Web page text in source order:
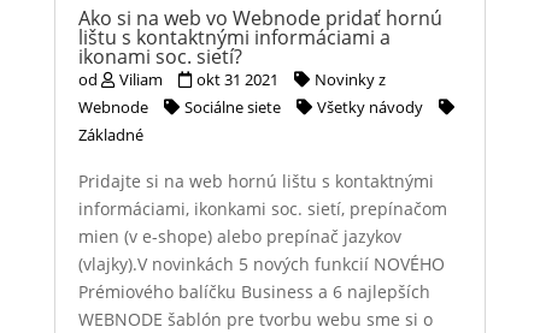
Ako si na web vo Webnode pridať hornú
lištu s kontaktnými informáciami a
ikonami soc. sietí?
od Viliam okt 31 2021
Novinky z
Webnode
Sociálne siete
Všetky návody
Základné
Pridajte si na web hornú lištu s kontaktnými
informáciami, ikonkami soc. sietí, prepínačom
mien (v e-shope) alebo prepínač jazykov
(vlajky).V novinkách 5 nových funkcií NOVÉHO
Prémiového balíčku Business a 6 najlepších
WEBNODE šablón pre tvorbu webu sme si o